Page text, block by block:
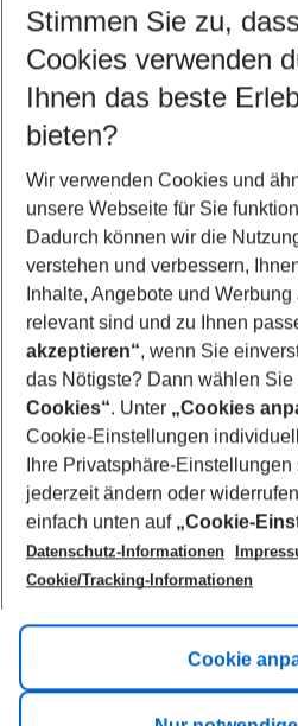
Customize your offer
Find the perfect deal which suits
Your departure airport
Any airport
Select your date range
10/08/26–08/08/27 5-8
Who will travel
2 adults No children
Show more
Footer
Footer navigation
Title A
Link A
Stimmen Sie zu,
Cookies verwenden
Ihnen das beste
bieten?
Wir verwenden Cookies und
unsere Webseite für Sie
Dadurch können wir die
verstehen und verbessern,
Inhalte, Angebote und
relevant sind und zu Ihnen
akzeptieren“, wenn Sie
das Nötigste? Dann wählen Sie
Cookies“. Unter „Cookies
Cookie-Einstellungen
Ihre Privatsphäre-
jederzeit ändern oder
einfach unten auf „Cookie-
Datenschutz-Informationen
Cookie/Tracking-Informationen
Cookie